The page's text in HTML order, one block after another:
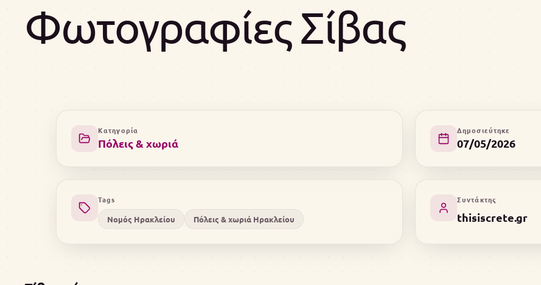
Φωτογραφίες Σίβας
Κατηγορία
Πόλεις & χωριά
Δημοσιεύτηκε
07/05/2026
Tags
Νομός Ηρακλείου Πόλεις & χωριά Ηρακλείου
Συντάκτης
thisiscrete.gr